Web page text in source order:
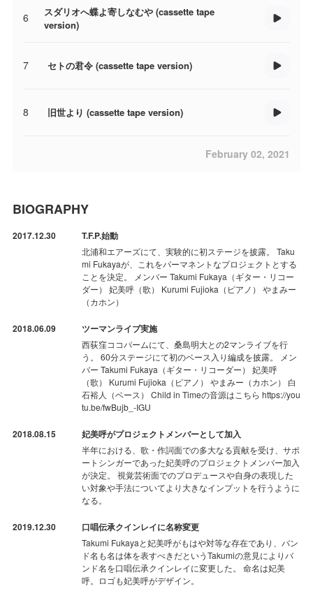
6
スダリオへ蝶よ寄しなむや (cassette tape
version)
7 セトの君令 (cassette tape version)
8 旧世より (cassette tape version)
February 02, 2021
BIOGRAPHY
2017.12.30 T.F.P.始動
北浦和エアーズにて、実験的に初ステージを披露。 Taku
mi Fukayaが、これをパーマネントなプロジェクトとする
ことを決定。 メンバー Takumi Fukaya（ギター・リコー
ダー） 妃美呼（歌） Kurumi Fujioka（ピアノ） やまみー
（カホン）
2018.06.09 ツーマンライブ実施
西荻窪ココパームにて、桑島明大との2マンライブを行
う。 60分ステージにて初のベース入り編成を披露。 メン
バー Takumi Fukaya（ギター・リコーダー） 妃美呼
（歌） Kurumi Fujioka（ピアノ） やまみー（カホン） 白
石裕人（ベース） Child in Timeの音源はこちら https://you
tu.be/fwBujb_-IGU
2018.08.15 妃美呼がプロジェクトメンバーとして加入
半年における、歌・作詞面での多大なる貢献を受け、サポ
ートシンガーであった妃美呼のプロジェクトメンバー加入
が決定。 視覚芸術面でのプロデュースや自身の表現した
い対象や手法についてより大きなインプットを行うように
なる。
2019.12.30 口唱伝承クインレイに名称変更
Takumi Fukayaと妃美呼がもはや対等な存在であり、バン
ド名も名は体を表すべきだというTakumiの意見によりバ
ンド名を口唱伝承クインレイに変更した。 命名は妃美
呼。ロゴも妃美呼がデザイン。